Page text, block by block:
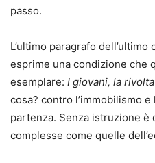
passo.
L’ultimo paragrafo
esprime una condizione che
esemplare: I giovani, la
cosa? contro l’immobilismo
partenza. Senza istruzione
complesse come quelle